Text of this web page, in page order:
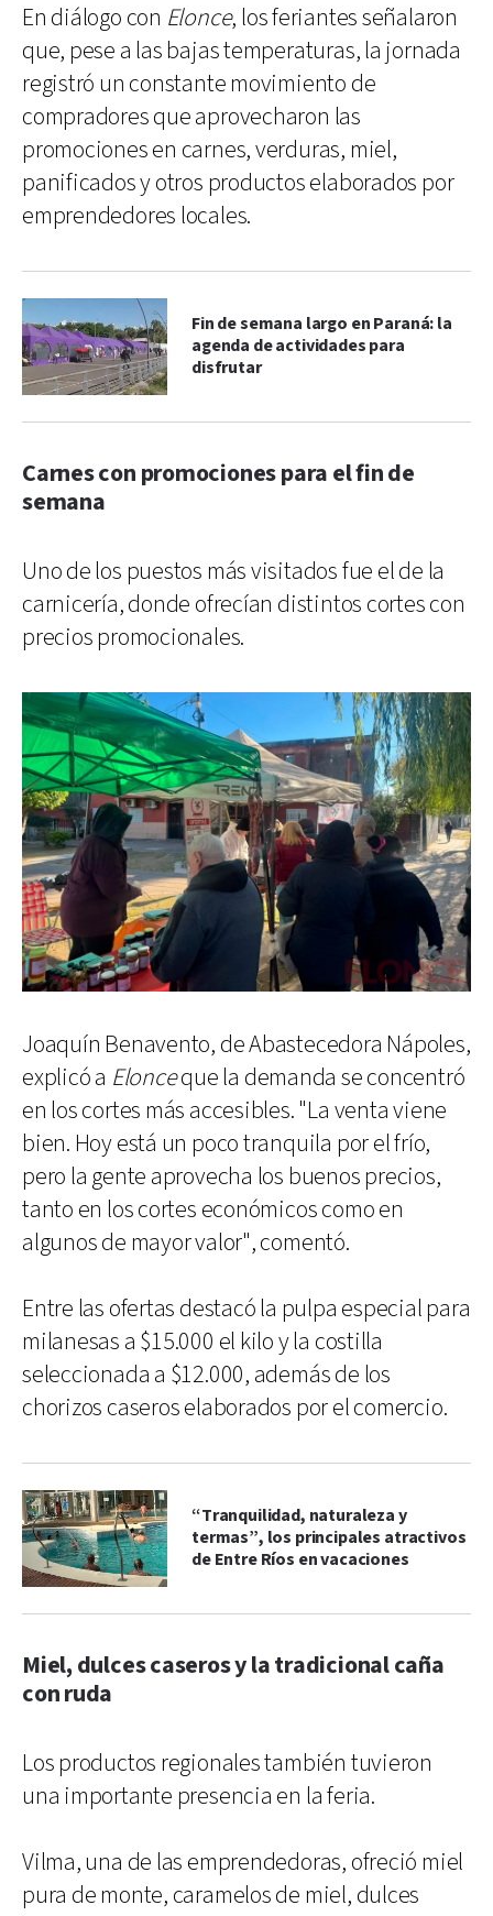
En diálogo con Elonce, los feriantes señalaron
que, pese a las bajas temperaturas, la jornada
registró un constante movimiento de
compradores que aprovecharon las
promociones en carnes, verduras, miel,
panificados y otros productos elaborados por
emprendedores locales.
Fin de semana largo en Paraná: la
agenda de actividades para
disfrutar
Carnes con promociones para el fin de
semana
Uno de los puestos más visitados fue el de la
carnicería, donde ofrecían distintos cortes con
precios promocionales.
Joaquín Benavento, de Abastecedora Nápoles,
explicó a Elonceque la demanda se concentró
en los cortes más accesibles. "La venta viene
bien. Hoy está un poco tranquila por el frío,
pero la gente aprovecha los buenos precios,
tanto en los cortes económicos como en
algunos de mayor valor", comentó.
Entre las ofertas destacó la pulpa especial para
milanesas a $15.000 el kilo y la costilla
seleccionada a $12.000, además de los
chorizos caseros elaborados por el comercio.
“Tranquilidad, naturaleza y
termas”, los principales atractivos
de Entre Ríos en vacaciones
Miel, dulces caseros y la tradicional caña
con ruda
Los productos regionales también tuvieron
una importante presencia en la feria.
Vilma, una de las emprendedoras, ofreció miel
pura de monte, caramelos de miel, dulces